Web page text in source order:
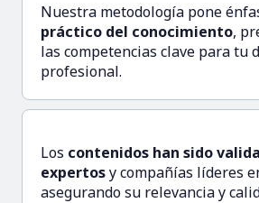
Nuestra metodología pone
práctico del conocimiento,
las competencias clave para tu
profesional.
Los contenidos han sido
expertosy compañías líderes
asegurando su relevancia y